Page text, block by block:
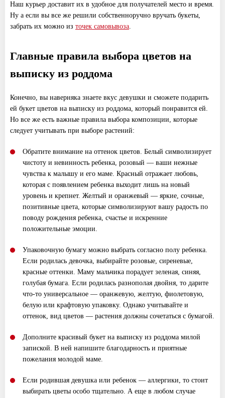
Наш курьер доставит их в удобное для получателей место и время.
Ну а если вы все же решили собственноручно вручать букеты,
забрать их можно из точек самовывоза.
Главные правила выбора цветов на
выписку из роддома
Конечно, вы наверняка знаете вкус девушки и сможете подарить
ей букет цветов на выписку из роддома, который понравится ей.
Но все же есть важные правила выбора композиции, которые
следует учитывать при выборе растений:
Обратите внимание на оттенок цветов. Белый символизирует
чистоту и невинность ребенка, розовый — ваши нежные
чувства к малышу и его маме. Красный отражает любовь,
которая с появлением ребенка выходит лишь на новый
уровень и крепнет. Желтый и оранжевый — яркие, сочные,
позитивные цвета, которые символизируют вашу радость по
поводу рождения ребенка, счастье и искренние
положительные эмоции.
Упаковочную бумагу можно выбрать согласно полу ребенка.
Если родилась девочка, выбирайте розовые, сиреневые,
красные оттенки. Маму мальчика порадует зеленая, синяя,
голубая бумага. Если родилась разнополая двойня, то дарите
что-то универсальное — оранжевую, желтую, фиолетовую,
белую или крафтовую упаковку. Однако учитывайте и
оттенок, вид цветов — растения должны сочетаться с бумагой.
Дополните красивый букет на выписку из роддома милой
запиской. В ней напишите благодарность и приятные
пожелания молодой маме.
Если родившая девушка или ребенок — аллергики, то стоит
выбирать цветы особо тщательно. А еще в любом случае